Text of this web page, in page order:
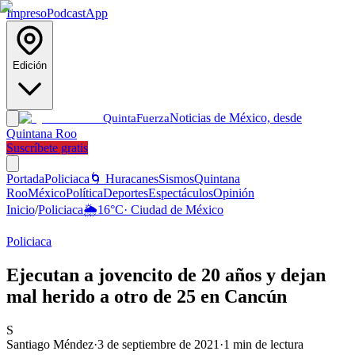
ImpresoPodcastApp
Edición
QuintaFuerzaNoticias de México, desde
Quintana Roo
Suscríbete gratis
PortadaPoliciaca 🌀 HuracanesSismosQuintana
RooMéxicoPolíticaDeportesEspectáculosOpinión
Inicio/Policiaca🌦️16°C· Ciudad de México
Policiaca
Ejecutan a jovencito de 20 años y dejan
mal herido a otro de 25 en Cancún
S
Santiago Méndez·3 de septiembre de 2021 ·1 min de lectura